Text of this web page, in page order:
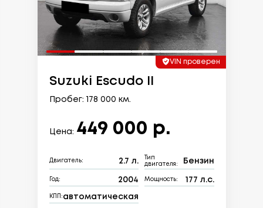
VIN проверен
Suzuki Escudo II
Пробег: 178 000 км.
Цена: 449 000 р.
Двигатель: 2.7 л.
Тип
двигателя:
Бензин
Год: 2004 Мощность: 177 л.с.
КПП: автоматическая